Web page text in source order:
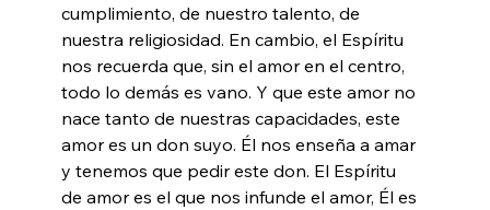
cumplimiento, de nuestro talento, de
nuestra religiosidad. En cambio, el Espíritu
nos recuerda que, sin el amor en el centro,
todo lo demás es vano. Y que este amor no
nace tanto de nuestras capacidades, este
amor es un don suyo. Él nos enseña a amar
y tenemos que pedir este don. El Espíritu
de amor es el que nos infunde el amor, Él es